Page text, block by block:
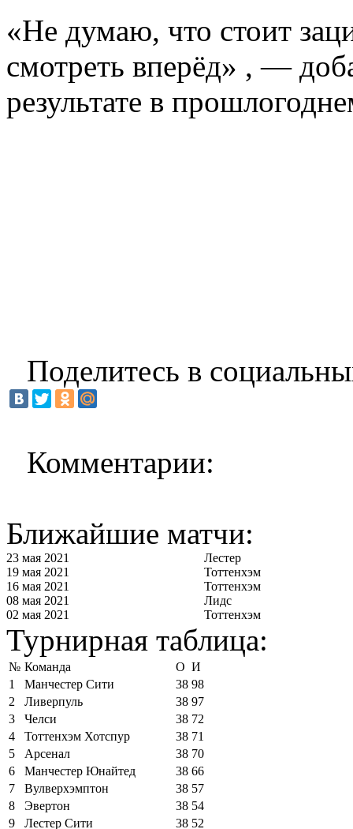
«Не думаю, что стоит
смотреть вперёд» , —
результате в
Поделитесь в
Комментарии:
Ближайшие матчи:
23 мая 2021
Лестер
19 мая 2021
Тоттенхэм
16 мая 2021
Тоттенхэм
08 мая 2021
Лидс
02 мая 2021
Тоттенхэм
Турнирная таблица:
№ Команда О И
1
Манчестер Сити 38 98
2
Ливерпуль 38 97
3
Челси 38 72
4
Тоттенхэм Хотспур 38 71
5
Арсенал 38 70
6
Манчестер Юнайтед 38 66
7
Вулверхэмптон 38 57
8
Эвертон 38 54
9
Лестер Сити 38 52